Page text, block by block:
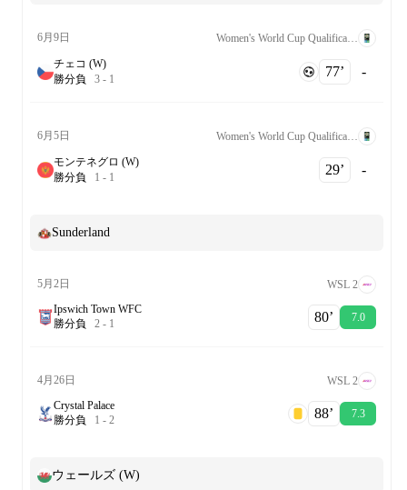
6月9日
チェコ (W)
勝分負 3 - 1 77‎’‎ -
6月5日
モンテネグロ (W)
勝分負 1 - 1 29‎’‎ -
Sunderland
5月2日
WSL 2
Ipswich Town WFC
勝分負 2 - 1 80‎’‎ 7.0
4月26日
WSL 2
Crystal Palace
勝分負 1 - 2 88‎’‎ 7.3
ウェールズ (W)